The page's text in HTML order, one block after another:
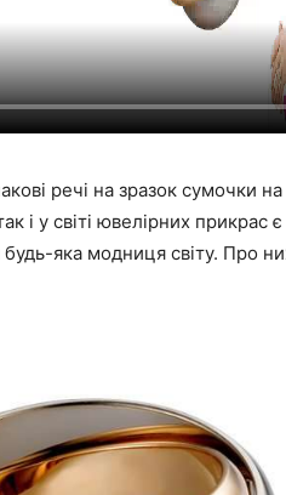
речі на зразок сумочки
і у світі ювелірних прикрас
будь-яка модниця світу. Про